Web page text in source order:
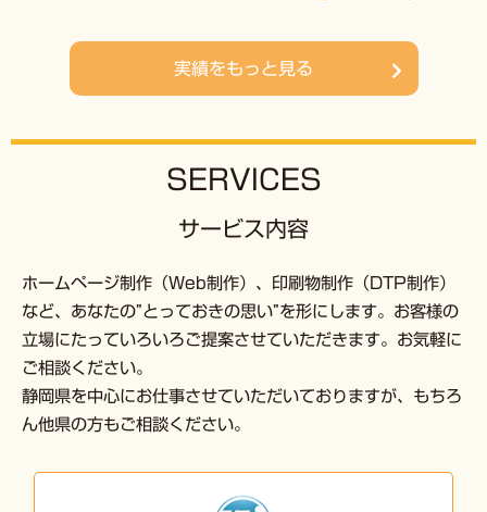
実績をもっと見る
SERVICES
サービス内容
ホームページ制作（Web制作）、印刷物制作（DTP制作）
など、あなたの”とっておきの思い”を形にします。お客様の
立場にたっていろいろご提案させていただきます。お気軽に
ご相談ください。
静岡県を中心にお仕事させていただいておりますが、もちろ
ん他県の方もご相談ください。